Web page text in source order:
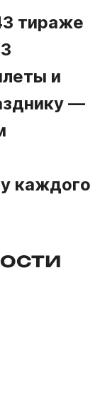
тираже
и
—
каждого